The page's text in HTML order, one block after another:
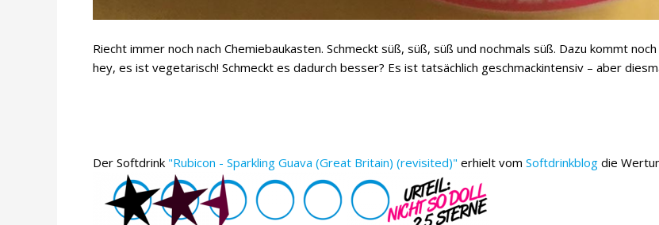
Riecht immer noch nach Chemiebaukasten. Schmeckt süß, süß, süß und nochmals süß. Dazu kommt
hey, es ist vegetarisch! Schmeckt es dadurch besser? Es ist tatsächlich geschmackintensiv – aber
Der Softdrink "Rubicon - Sparkling Guava (Great Britain) (revisited)" erhielt vom Softdrinkblog die